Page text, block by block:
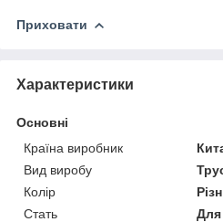
Приховати
Характеристики
Основні
Країна виробник
Вид виробу
Колір
Стать
Для